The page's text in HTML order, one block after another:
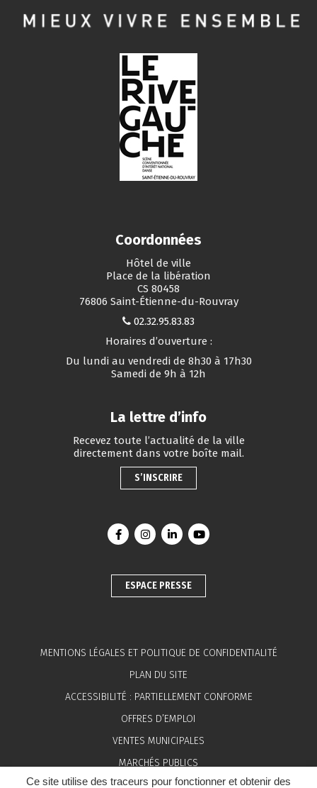
Ce site utilise des traceurs pour fonctionner et obtenir des
Coordonnées
Hôtel de ville
Place de la libération
CS 80458
76806 Saint-Étienne-du-Rouvray
02.32.95.83.83
Horaires d’ouverture :
Du lundi au vendredi de 8h30 à 17h30
Samedi de 9h à 12h
La lettre d’info
Recevez toute l’actualité de la ville
directement dans votre boîte mail.
S’INSCRIRE
Lien vers le compte Facebook
Lien vers le compte Instagram
Lien vers le compte Linkedin
Lien vers la chaîne
ESPACE PRESSE
MENTIONS LÉGALES ET POLITIQUE DE CONFIDENTIALITÉ
PLAN DU SITE
ACCESSIBILITÉ : PARTIELLEMENT CONFORME
OFFRES D’EMPLOI
VENTES MUNICIPALES
MARCHÉS PUBLICS
ESPACE PRESSE